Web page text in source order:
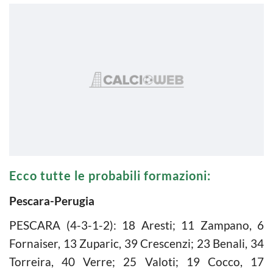
Ecco tutte le probabili formazioni:
Pescara-Perugia
PESCARA (4-3-1-2): 18 Aresti; 11 Zampano, 6
Fornaiser, 13 Zuparic, 39 Crescenzi; 23 Benali, 34
Torreira, 40 Verre; 25 Valoti; 19 Cocco, 17